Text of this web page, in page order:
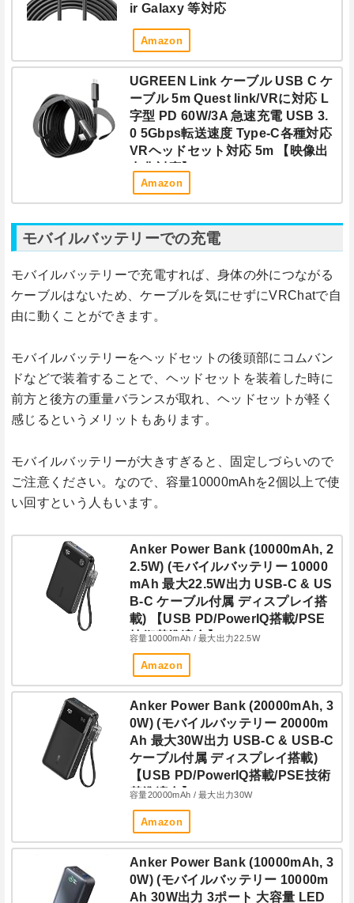
ir Galaxy 等対応
Amazon
UGREEN Link ケーブル USB C ケ
ーブル 5m Quest link/VRに対応 L
字型 PD 60W/3A 急速充電 USB 3.
0 5Gbps転送速度 Type-C各種対応
VRヘッドセット対応 5m 【映像出
力非対応】
Amazon
モバイルバッテリーでの充電
モバイルバッテリーで充電すれば、身体の外につながる
ケーブルはないため、ケーブルを気にせずにVRChatで自
由に動くことができます。
モバイルバッテリーをヘッドセットの後頭部にコムバン
ドなどで装着することで、ヘッドセットを装着した時に
前方と後方の重量バランスが取れ、ヘッドセットが軽く
感じるというメリットもあります。
モバイルバッテリーが大きすぎると、固定しづらいので
ご注意ください。なので、容量10000mAhを2個以上で使
い回すという人もいます。
Anker Power Bank (10000mAh, 2
2.5W) (モバイルバッテリー 10000
mAh 最大22.5W出力 USB-C & US
B-C ケーブル付属 ディスプレイ搭
載) 【USB PD/PowerIQ搭載/PSE
技術基準適合】iPhone 15 Androi
d iPad その他各種機器対応 (ブラッ
ク)
容量10000mAh / 最大出力22.5W
Amazon
Anker Power Bank (20000mAh, 3
0W) (モバイルバッテリー 20000m
Ah 最大30W出力 USB-C & USB-C
ケーブル付属 ディスプレイ搭載)
【USB PD/PowerIQ搭載/PSE技術
基準適合】iPhone 15 Android iPa
d その他各種機器対応 (ブラック)
容量20000mAh / 最大出力30W
Amazon
Anker Power Bank (10000mAh, 3
0W) (モバイルバッテリー 10000m
Ah 30W出力 3ポート 大容量 LED